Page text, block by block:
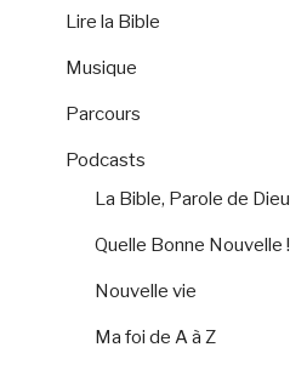
Lire la Bible
Musique
Parcours
Podcasts
La Bible, Parole de Dieu
Quelle Bonne Nouvelle !
Nouvelle vie
Ma foi de A à Z